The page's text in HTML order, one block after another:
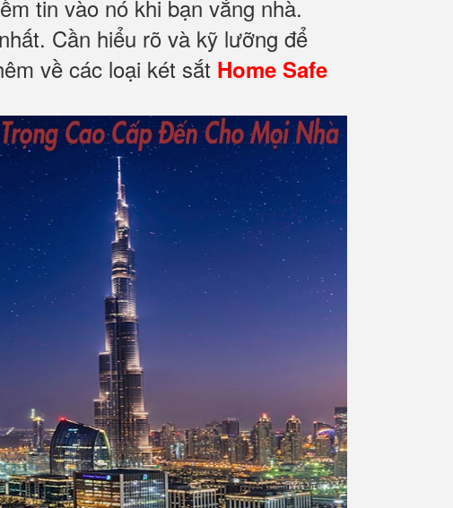
tin vào nó khi bạn vắng nhà.
Cần hiểu rõ và kỹ lưỡng để
về các loại két sắt Home Safe